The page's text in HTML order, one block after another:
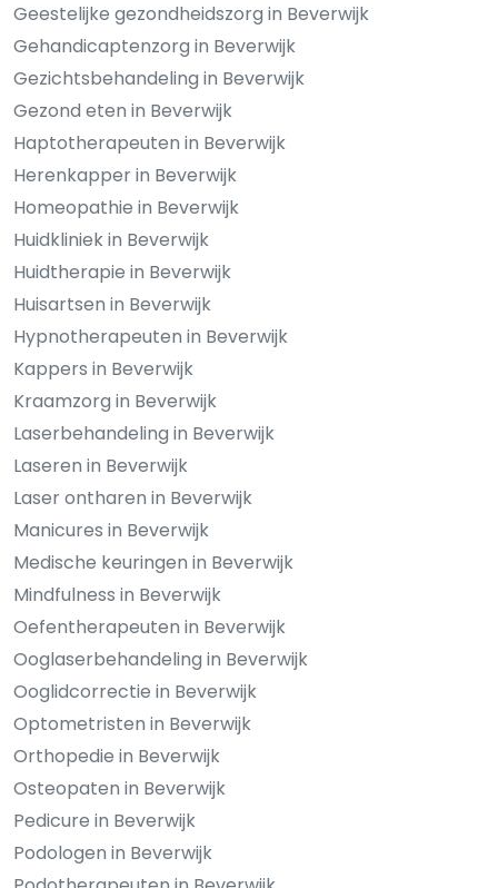
Geestelijke gezondheidszorg in Beverwijk
Gehandicaptenzorg in Beverwijk
Gezichtsbehandeling in Beverwijk
Gezond eten in Beverwijk
Haptotherapeuten in Beverwijk
Herenkapper in Beverwijk
Homeopathie in Beverwijk
Huidkliniek in Beverwijk
Huidtherapie in Beverwijk
Huisartsen in Beverwijk
Hypnotherapeuten in Beverwijk
Kappers in Beverwijk
Kraamzorg in Beverwijk
Laserbehandeling in Beverwijk
Laseren in Beverwijk
Laser ontharen in Beverwijk
Manicures in Beverwijk
Medische keuringen in Beverwijk
Mindfulness in Beverwijk
Oefentherapeuten in Beverwijk
Ooglaserbehandeling in Beverwijk
Ooglidcorrectie in Beverwijk
Optometristen in Beverwijk
Orthopedie in Beverwijk
Osteopaten in Beverwijk
Pedicure in Beverwijk
Podologen in Beverwijk